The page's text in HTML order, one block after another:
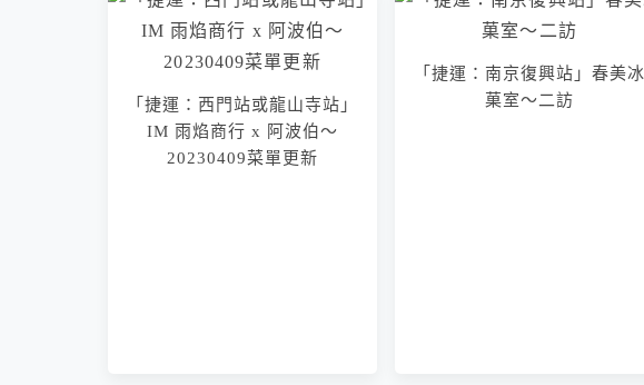
「捷運：西門站或龍山寺站」
IM 雨焰商行 x 阿波伯～
20230409菜單更新
「捷運：南京復興站」春美冰
菓室～二訪